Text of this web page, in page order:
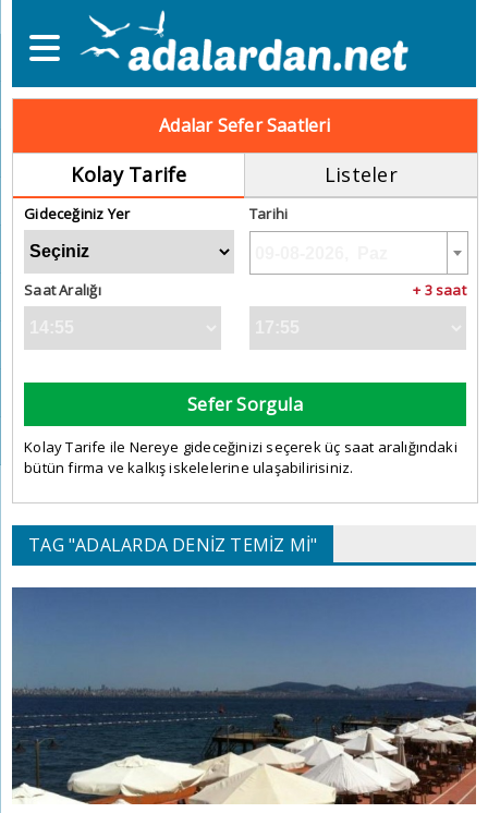
Adalar Sefer Saatleri
Kolay Tarife Listeler
Gideceğiniz Yer Tarihi
Saat Aralığı + 3 saat
Sefer Sorgula
Kolay Tarife ile Nereye gideceğinizi seçerek üç saat aralığındaki
bütün firma ve kalkış iskelelerine ulaşabilirisiniz.
TAG "ADALARDA DENIZ TEMIZ MI"